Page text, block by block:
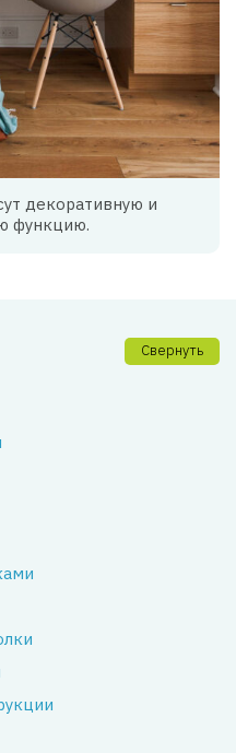
декоративную и
функцию.
Свернуть